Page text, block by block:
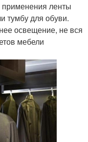
ленты
тумбу для обуви.
освещение, не вся
мебели